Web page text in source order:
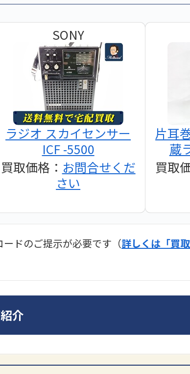
SONY
ラジオ スカイセンサー
ICF -5500
買取価格： お問合せくだ
さい
片耳
蔵
買取
価格
SONY
ドのご提示が必要です（詳しくは「買
介